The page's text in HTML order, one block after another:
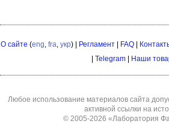
О сайте (eng, fra, укр) | Регламент| FAQ|
Telegram Наши
Любое использование материалов сайта
активной ссылки на
© 2005-2026 «Лаборатория